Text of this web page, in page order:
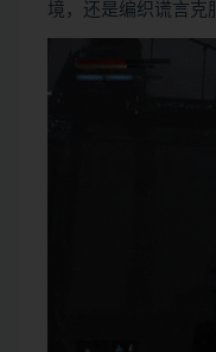
境，还是编织谎言克